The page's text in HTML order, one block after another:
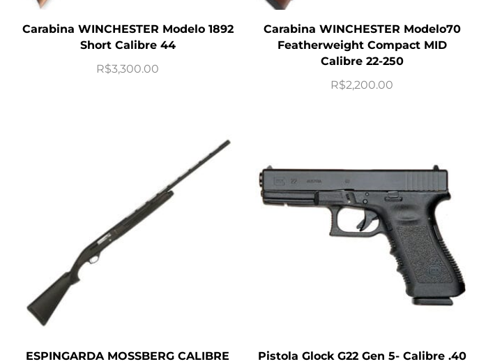
Carabina WINCHESTER Modelo 1892
Short Calibre 44
R$3,300.00
Carabina WINCHESTER Modelo70
Featherweight Compact MID
Calibre 22-250
R$2,200.00
ESPINGARDA MOSSBERG CALIBRE
Pistola Glock G22 Gen 5- Calibre .40